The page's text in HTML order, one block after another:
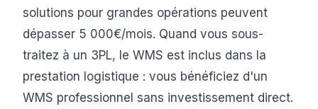
solutions pour grandes opérations peuvent
dépasser 5 000€/mois. Quand vous sous-
traitez à un 3PL, le WMS est inclus dans la
prestation logistique : vous bénéficiez d'un
WMS professionnel sans investissement direct.